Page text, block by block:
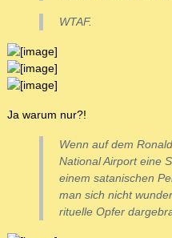
WTAF.
Ja warum nur?!
Wenn auf dem
National Airport eine
einem satanischen
man sich nicht
rituelle Opfer